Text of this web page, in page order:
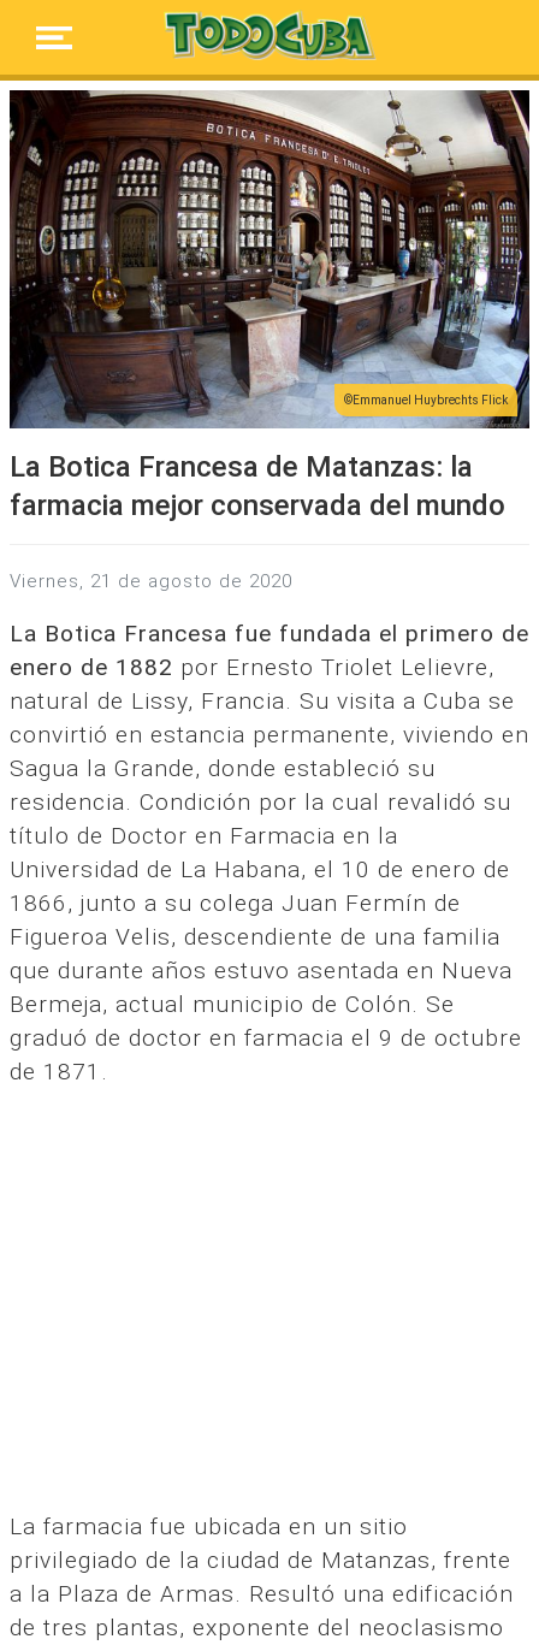
Emmanuel Huybrechts Flick
La Botica Francesa de Matanzas: la
farmacia mejor conservada del mundo
viernes, 21 de agosto de 2020
La Botica Francesa fue fundada el primero de
enero de 1882 por Ernesto Triolet Lelievre,
natural de Lissy, Francia. Su visita a Cuba se
convirtió en estancia permanente, viviendo en
Sagua la Grande, donde estableció su
residencia. Condición por la cual revalidó su
título de Doctor en Farmacia en la
Universidad de La Habana, el 10 de enero de
1866, junto a su colega Juan Fermín de
Figueroa Velis, descendiente de una familia
que durante años estuvo asentada en Nueva
Bermeja, actual municipio de Colón. Se
graduó de doctor en farmacia el 9 de octubre
de 1871.
La farmacia fue ubicada en un sitio
privilegiado de la ciudad de Matanzas, frente
a la Plaza de Armas. Resultó una edificación
de tres plantas, exponente del neoclasismo